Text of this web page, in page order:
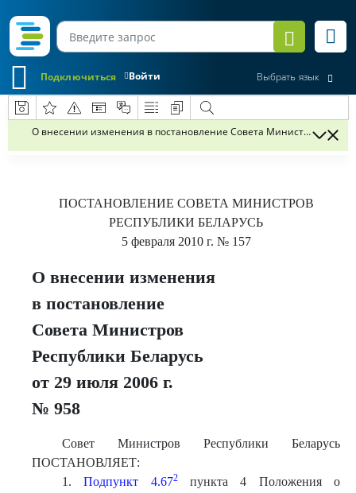
Войти
Подключиться Выбрать язык
О внесении изменения в постановление Совета Министров
ПОСТАНОВЛЕНИЕ СОВЕТА МИНИСТРОВ
РЕСПУБЛИКИ БЕЛАРУСЬ
5 февраля 2010 г. № 157
О внесении изменения
в постановление
Совета Министров
Республики Беларусь
от 29 июля 2006 г.
№ 958
Совет Министров Республики Беларусь
ПОСТАНОВЛЯЕТ:
1.Подпункт 4.672пункта 4 Положения о